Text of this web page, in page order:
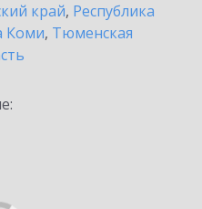
край, Республика
Коми, Тюменская